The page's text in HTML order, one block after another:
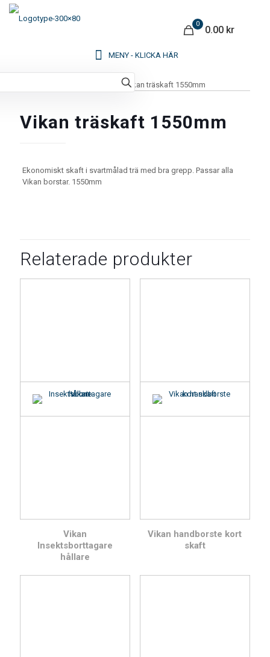
0
0.00 kr
/ Vikan träskaft 1550mm
Vikan träskaft 1550mm
Ekonomiskt skaft i svartmålad trä med bra grepp. Passar alla
Vikan borstar. 1550mm
Relaterade produkter
Vikan
Insektsborttagare
hållare
Vikan handborste kort
skaft